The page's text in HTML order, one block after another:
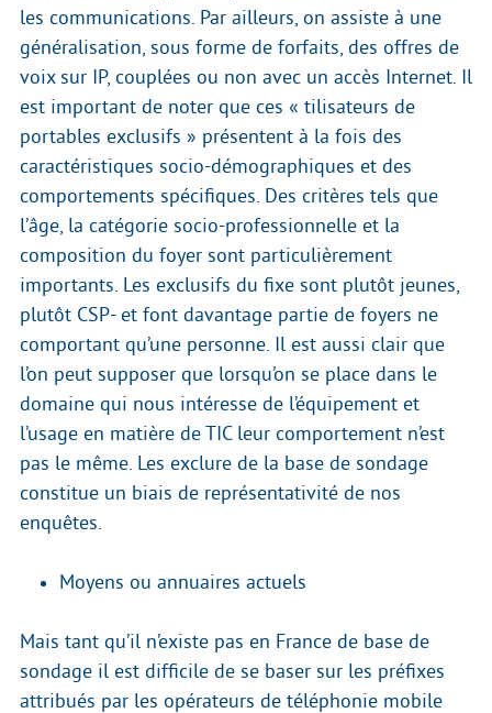
les communications. Par ailleurs, on assiste à une
généralisation, sous forme de forfaits, des offres de
voix sur IP, couplées ou non avec un accès Internet. Il
est important de noter que ces « tilisateurs de
portables exclusifs » présentent à la fois des
caractéristiques socio-démographiques et des
comportements spécifiques. Des critères tels que
l’âge, la catégorie socio-professionnelle et la
composition du foyer sont particulièrement
importants. Les exclusifs du fixe sont plutôt jeunes,
plutôt CSP- et font davantage partie de foyers ne
comportant qu’une personne. Il est aussi clair que
l’on peut supposer que lorsqu’on se place dans le
domaine qui nous intéresse de l’équipement et
l’usage en matière de TIC leur comportement n’est
pas le même. Les exclure de la base de sondage
constitue un biais de représentativité de nos
enquêtes.
Moyens ou annuaires actuels
Mais tant qu’il n’existe pas en France de base de
sondage il est difficile de se baser sur les préfixes
attribués par les opérateurs de téléphonie mobile